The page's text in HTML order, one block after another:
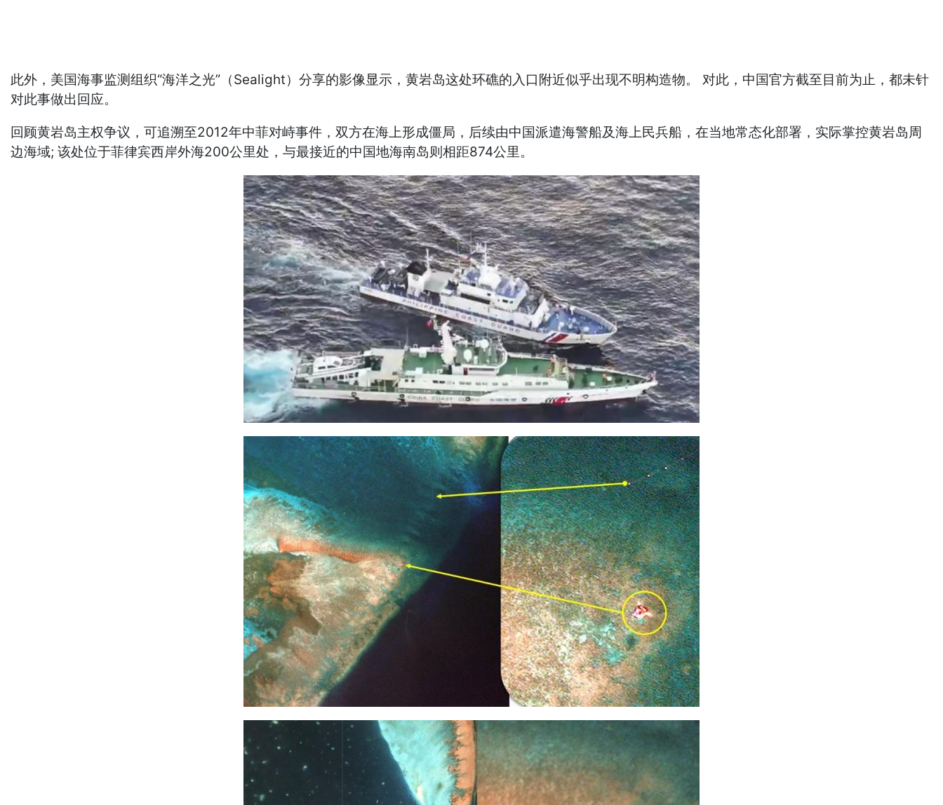
此外，美国海事监测组织“海洋之光”（Sealight）分享的影像显示，黄岩岛这处环礁的入口附近似乎出现不明构造物。 对此，中国官方截至目前为止，都未针
对此事做出回应。
回顾黄岩岛主权争议，可追溯至2012年中菲对峙事件，双方在海上形成僵局，后续由中国派遣海警船及海上民兵船，在当地常态化部署，实际掌控黄岩岛周
边海域; 该处位于菲律宾西岸外海200公里处，与最接近的中国地海南岛则相距874公里。